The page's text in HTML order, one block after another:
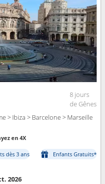
8 jours
de Gênes
> Ibiza > Barcelone > Marseille
en 4X
dès 3 ans
Enfants Gratuits*
2026